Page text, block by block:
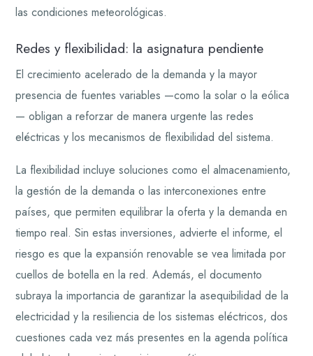
las condiciones meteorológicas.
Redes y flexibilidad: la asignatura pendiente
El crecimiento acelerado de la demanda y la mayor
presencia de fuentes variables —como la solar o la eólica
— obligan a reforzar de manera urgente las redes
eléctricas y los mecanismos de flexibilidad del sistema.
La flexibilidad incluye soluciones como el almacenamiento,
la gestión de la demanda o las interconexiones entre
países, que permiten equilibrar la oferta y la demanda en
tiempo real. Sin estas inversiones, advierte el informe, el
riesgo es que la expansión renovable se vea limitada por
cuellos de botella en la red. Además, el documento
subraya la importancia de garantizar la asequibilidad de la
electricidad y la resiliencia de los sistemas eléctricos, dos
cuestiones cada vez más presentes en la agenda política